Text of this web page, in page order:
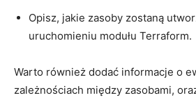
Opisz,​ jakie zasoby zostaną
uruchomieniu ⁤modułu Terraform.
Warto ⁤również dodać​ informacje o
zależnościach między zasobami,